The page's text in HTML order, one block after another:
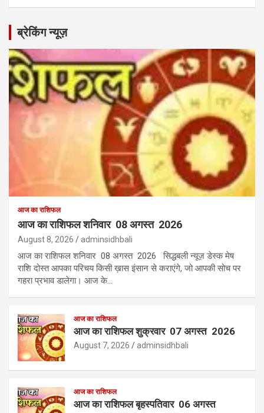
ब्रेकिंग न्यूज़
आज का राशिफल
आज का राशिफल शनिवार 08 अगस्त 2026
August 8, 2026 adminsidhbali
आज का राशिफल शनिवार 08 अगस्त 2026 सिद्धबली न्यूज़ डेस्क मेष
राशि दोस्त आपका परिचय किसी ख़ास इंसान से कराएंगे, जो आपकी सोच पर
गहरा प्रभाव डालेगा। आज के…
आज का राशिफल
आज का राशिफल शुक्रवार 07 अगस्त 2026
August 7, 2026 adminsidhbali
आज का राशिफल
आज का राशिफल बृहस्पतिवार 06 अगस्त